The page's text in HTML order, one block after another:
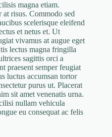
magna etiam.
risus. Commodo sed
scelerisque eleifend
et netus et. Ut
vivamus at augue eget
lectus magna fringilla
sagittis orci a
praesent semper feugiat
luctus accumsan tortor
purus ut. Placerat
sit amet venenatis urna.
nullam vehicula
eu consequat ac felis